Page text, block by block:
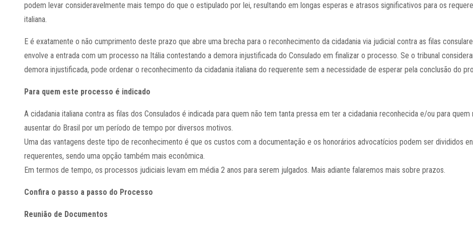
podem levar consideravelmente mais tempo do que o estipulado por lei, resultando em longas esperas e atrasos significativos para os
italiana.
E é exatamente o não cumprimento deste prazo que abre uma brecha para o reconhecimento da cidadania via judicial contra as filas
envolve a entrada com um processo na Itália contestando a demora injustificada do Consulado em finalizar o processo. Se o tribunal
demora injustificada, pode ordenar o reconhecimento da cidadania italiana do requerente sem a necessidade de esperar pela conclusão do
Para quem este processo é indicado
A cidadania italiana contra as filas dos Consulados é indicada para quem não tem tanta pressa em ter a cidadania reconhecida e/ou para quem
ausentar do Brasil por um período de tempo por diversos motivos.
Uma das vantagens deste tipo de reconhecimento é que os custos com a documentação e os honorários advocatícios podem ser divididos
requerentes, sendo uma opção também mais econômica.
Em termos de tempo, os processos judiciais levam em média 2 anos para serem julgados. Mais adiante falaremos mais sobre prazos.
Confira o passo a passo do Processo
Reunião de Documentos